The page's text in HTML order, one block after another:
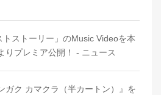
ストーリー」のMusic Videoを本
りプレミア公開！ - ニュース
ガク カマクラ（半カートン）』を